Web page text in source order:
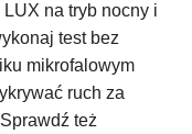
na tryb nocny i
test bez
mikrofalowym
ruch za
też